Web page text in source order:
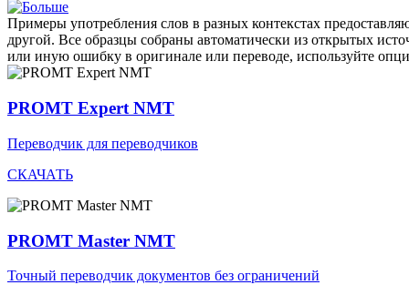
Примеры употребления слов в разных контекстах
другой. Все образцы собраны автоматически из открытых
или иную ошибку в оригинале или переводе, используйте
PROMT Expert NMT
Переводчик для переводчиков
СКАЧАТЬ
PROMT Master NMT
Точный переводчик документов без ограничений